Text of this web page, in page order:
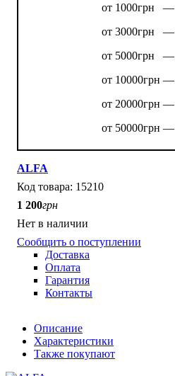
от 1000грн —
от 3000грн —
от 5000грн —
от 10000грн —
от 20000грн —
от 50000грн —
ALFA
15210
1 200грн
Нет в наличии
Сообщить о поступлении
Доставка
Оплата
Гарантия
Контакты
Описание
Характеристики
Также покупают